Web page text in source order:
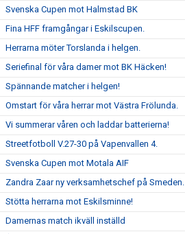
Svenska Cupen mot Halmstad BK
Fina HFF framgångar i Eskilscupen.
Herrarna möter Torslanda i helgen.
Seriefinal för våra damer mot BK Häcken!
Spännande matcher i helgen!
Omstart för våra herrar mot Västra Frölunda.
Vi summerar våren och laddar batterierna!
Streetfotboll V.27-30 på Vapenvallen 4.
Svenska Cupen mot Motala AIF
Zandra Zaar ny verksamhetschef på Smeden.
Stötta herrarna mot Eskilsminne!
Damernas match ikväll inställd